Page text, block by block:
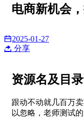
电商新机会
2025-01-27
分享
资源名及目录
跟动不动就几百万
以忽略，老师测试